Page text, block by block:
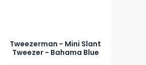
Tweezerman - Mini Slant
Tweezer - Bahama Blue